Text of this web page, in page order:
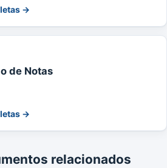
→
de Notas
→
relacionados